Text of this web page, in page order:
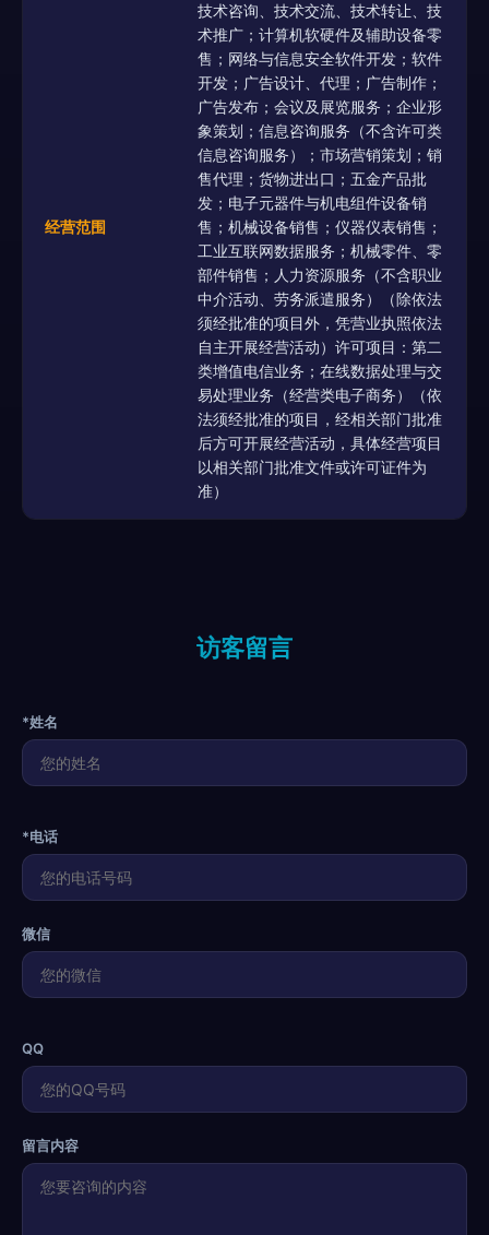
经营范围
技术咨询、技术交流、技术转让、技
术推广；计算机软硬件及辅助设备零
售；网络与信息安全软件开发；软件
开发；广告设计、代理；广告制作；
广告发布；会议及展览服务；企业形
象策划；信息咨询服务（不含许可类
信息咨询服务）；市场营销策划；销
售代理；货物进出口；五金产品批
发；电子元器件与机电组件设备销
售；机械设备销售；仪器仪表销售；
工业互联网数据服务；机械零件、零
部件销售；人力资源服务（不含职业
中介活动、劳务派遣服务）（除依法
须经批准的项目外，凭营业执照依法
自主开展经营活动）许可项目：第二
类增值电信业务；在线数据处理与交
易处理业务（经营类电子商务）（依
法须经批准的项目，经相关部门批准
后方可开展经营活动，具体经营项目
以相关部门批准文件或许可证件为
准）
访客留言
*姓名
*电话
微信
QQ
留言内容